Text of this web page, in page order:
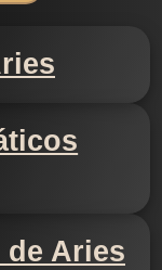
Aries